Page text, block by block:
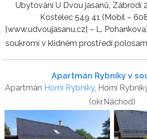
Ubytování U Dvou jasanů, Zábrodí
Kostelec 549 41 (Mobil –
[www.udvoujasanu.cz] – L.
soukromí v klidném prostředí
Apartmán Rybníky v
Apartmán Horní Rybníky, Horní
(okr.Náchod)